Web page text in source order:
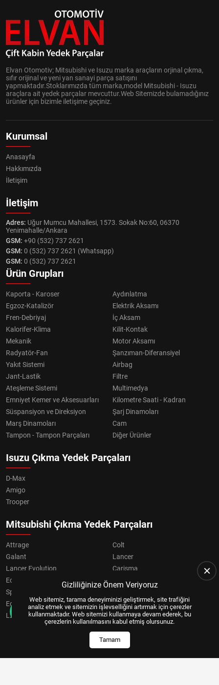
Elvan Otomotiv; Mitsubishi ve Isuzu marka araçların orjinal çıkma,
sıfır orijinal ve yeni yan sanayi parça satışını
yapmaktadır.Stoklarımızda tüm marka,model Mitsubishi - Isuzu
araçlara ait yedek parçalar mevcuttur.Web Sitemizde bulamadığınız
ürünler için bizimle iletişime geçiniz.
Kurumsal
Anasayfa
Hakkımızda
İletişim
İletişim
Adres: Uğur Mumcu Mahallesi, 1573. Sokak No:60, 06370
Yenimahalle/Ankara
GSM: +90 (532) 737 2621
GSM: 0 (532) 737 2621 (Whatsapp)
GSM: 0 (532) 737 2621
Ürün Grupları
Kaporta - Karoser
Aydınlatma
Egzoz-Katalizör
Elektrik Aksamı
Fren-Debriyaj
İç Aksam
Kalorifer-Klima
Kilit-Kontak
Mekanik
Motor Aksamı
Radyatör-Fan
Şanzıman-Diferansiyel
Yakıt Sistemi
Airbag
Jant-Lastik
Filtre
Ateşleme Sistemi
Multimedya
Emniyet Kemer ve Aksesuarları
Kilometre Saati - Kadran
Süspansiyon ve Direksiyon
Şarj Dinamoları
Marş Dinamoları
Cam
Tampon - Tampon Parçaları
Diğer Ürünler
Isuzu Çıkma Yedek Parçaları
D-Max
Amigo
Trooper
Mitsubishi Çıkma Yedek Parçaları
Attrage
Colt
Galant
Lancer
Lancer Evolution
Carisma
Eclipse
Grandis
Space Star
Eclipse Cross
OUTLANDER
L200
Pajero
Gizliliğinize Önem Veriyoruz
Web sitemiz, tarama deneyiminizi geliştirmek, site trafiğini
analiz etmek ve sitemizin işlevselliğini artırmak için çerezler
kullanmaktadır. Web sitemizi kullanmaya devam ederek, bu
çerezlerin kullanılmasını kabul etmiş olursunuz.
Tamam